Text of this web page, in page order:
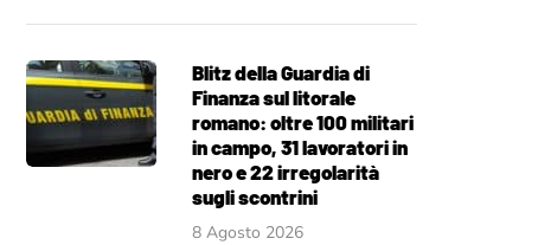
Blitz della Guardia di
Finanza sul litorale
romano: oltre 100 militari
in campo, 31 lavoratori in
nero e 22 irregolarità
sugli scontrini
8 Agosto 2026